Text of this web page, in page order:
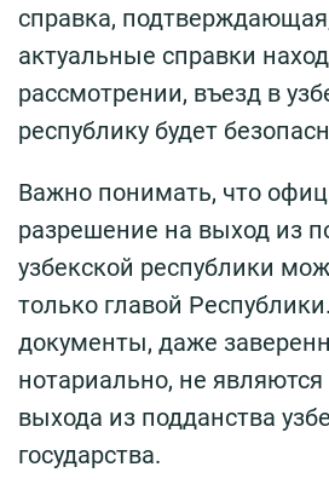
справка,
актуальные справки
рассмотрении, въезд в
республику будет
Важно понимать, что
разрешение на выход из
узбекской республики
только главой
документы, даже
нотариально, не
выхода из подданства
государства.